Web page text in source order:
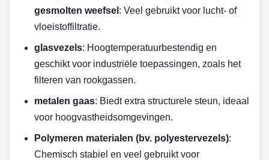
gesmolten weefsel : Veel gebruikt voor lucht- of
vloeistoffiltratie.
glasvezels: Hoogtemperatuurbestendig en
geschikt voor industriële toepassingen, zoals het
filteren van rookgassen.
metalen gaas: Biedt extra structurele steun, ideaal
voor hoogvastheidsomgevingen.
Polymeren materialen (bv. polyestervezels):
Chemisch stabiel en veel gebruikt voor